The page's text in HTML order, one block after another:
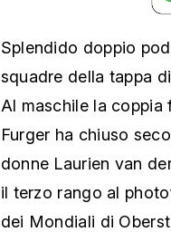
Splendido doppio
squadre della tappa
Al maschile la coppia
Furger ha chiuso
donne Laurien van
il terzo rango al
dei Mondiali di